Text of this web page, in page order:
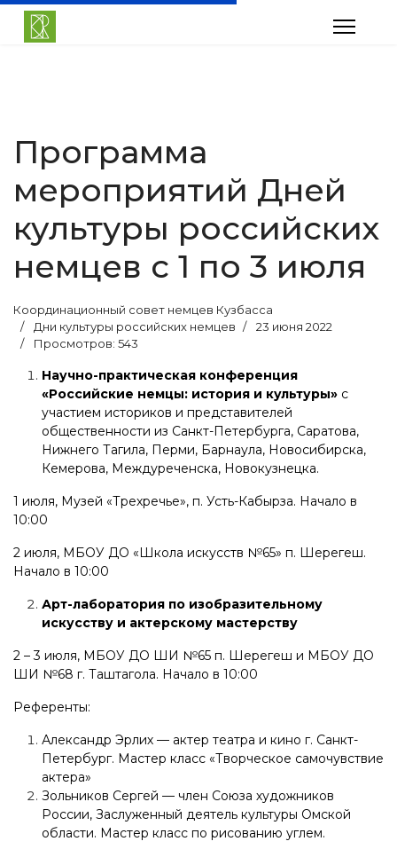
Программа
мероприятий Дней
культуры российских
немцев с 1 по 3 июля
Координационный совет немцев Кузбасса
Дни культуры российских немцев
23 июня 2022
Просмотров: 543
Научно-практическая конференция
«Российские немцы: история и культуры» с
участием историков и представителей
общественности из Санкт-Петербурга, Саратова,
Нижнего Тагила, Перми, Барнаула, Новосибирска,
Кемерова, Междуреченска, Новокузнецка.
1 июля, Музей «Трехречье», п. Усть-Кабырза. Начало в
10:00
2 июля, МБОУ ДО «Школа искусств №65» п. Шерегеш.
Начало в 10:00
Арт-лаборатория по изобразительному
искусству и актерскому мастерству
2 – 3 июля, МБОУ ДО ШИ №65 п. Шерегеш и МБОУ ДО
ШИ №68 г. Таштагола. Начало в 10:00
Референты:
Александр Эрлих — актер театра и кино г. Санкт-
Петербург. Мастер класс «Творческое самочувствие
актера»
Зольников Сергей — член Союза художников
России, Заслуженный деятель культуры Омской
области. Мастер класс по рисованию углем.